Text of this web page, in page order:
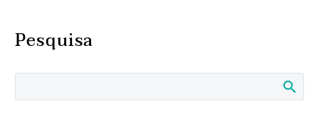
Pesquisa